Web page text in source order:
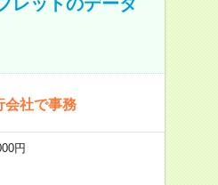
会社で事務
円